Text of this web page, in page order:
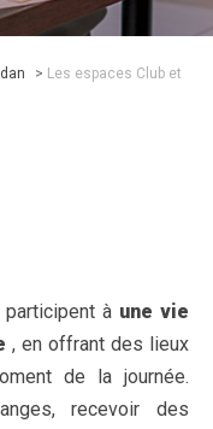
> Les espaces Club et
à une vie
, en offrant des lieux
de la journée.
recevoir des